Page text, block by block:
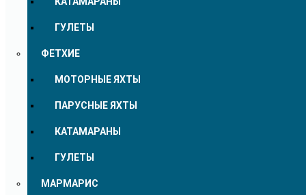
ГУЛЕТЫ
ФЕТХИЕ
МОТОРНЫЕ ЯХТЫ
ПАРУСНЫЕ ЯХТЫ
КАТАМАРАНЫ
ГУЛЕТЫ
МАРМАРИС